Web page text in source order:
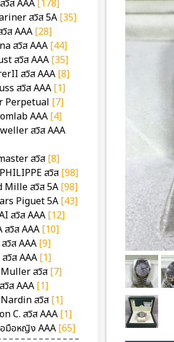
วิส AAA [178]
สวิส 5A [35]
ส AAA [28]
สวิส AAA [44]
สวิส AAA [35]
สวิส AAA [8]
สวิส AAA [1]
Perpetual [7]
AAA [4]
สวิส AAA
สวิส [8]
สวิส [98]
Mille สวิส 5A [98]
Piguet 5A [43]
สวิส AAA [12]
สวิส AAA [10]
วิส AAA [9]
วิส AAA [1]
สวิส [7]
วิส AAA [1]
สวิส [1]
C. สวิส AAA [1]
มือหญิง AAA [65]